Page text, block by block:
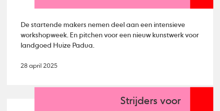
De startende makers nemen deel aan een intensieve
workshopweek. En pitchen voor een nieuw kunstwerk voor
landgoed Huize Padua.
28 april 2025
Strijders voor